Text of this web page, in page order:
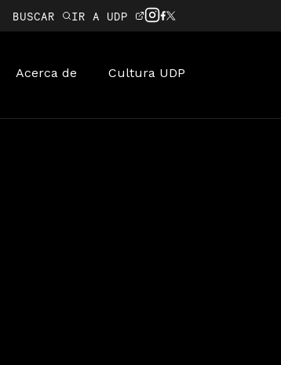
BUSCAR IR A UDP
Acerca de Cultura UDP